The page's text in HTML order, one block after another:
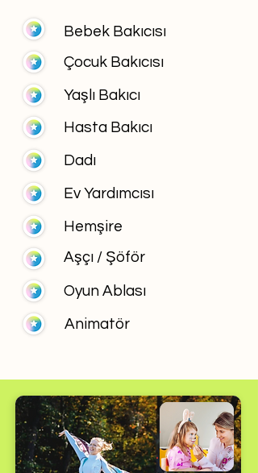
Bebek Bakıcısı
Çocuk Bakıcısı
Yaşlı Bakıcı
Hasta Bakıcı
Dadı
Ev Yardımcısı
Hemşire
Aşçı / Şöför
Oyun Ablası
Animatör